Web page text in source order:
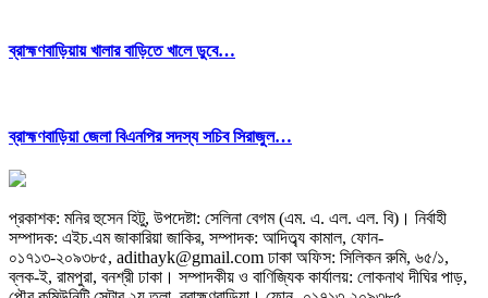
ব্রাহ্মণবাড়িয়ায় খালার বাড়িতে খালে ডুবে…
ব্রাহ্মণবাড়িয়া জেলা বিএনপির সদস্য সচিব সিরাজুল…
প্রকাশক: মনির হুসেন হিটু, উপদেষ্টা: সেলিনা বেগম (এম. এ. এল. এল. বি) । নির্বাহী
সম্পাদক: এইচ.এম জাকারিয়া জাকির, সম্পাদক: আদিত্ব্য কামাল, ফোন-
০১৭১৩-২০৯৩৮৫, adithayk@gmail.com ঢাকা অফিস: সিলিকন রুমি, ৬৫/১,
ব্লক-ই, রামপুরা, বনশ্রী ঢাকা। সম্পাদকীয় ও বাণিজ্যিক কার্যালয়: লোকনাথ দীঘির পাড়,